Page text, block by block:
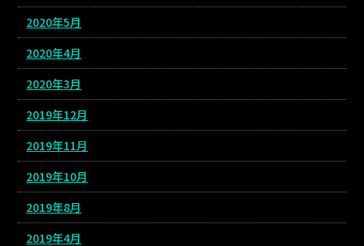
2020年5月
2020年4月
2020年3月
2019年12月
2019年11月
2019年10月
2019年8月
2019年4月